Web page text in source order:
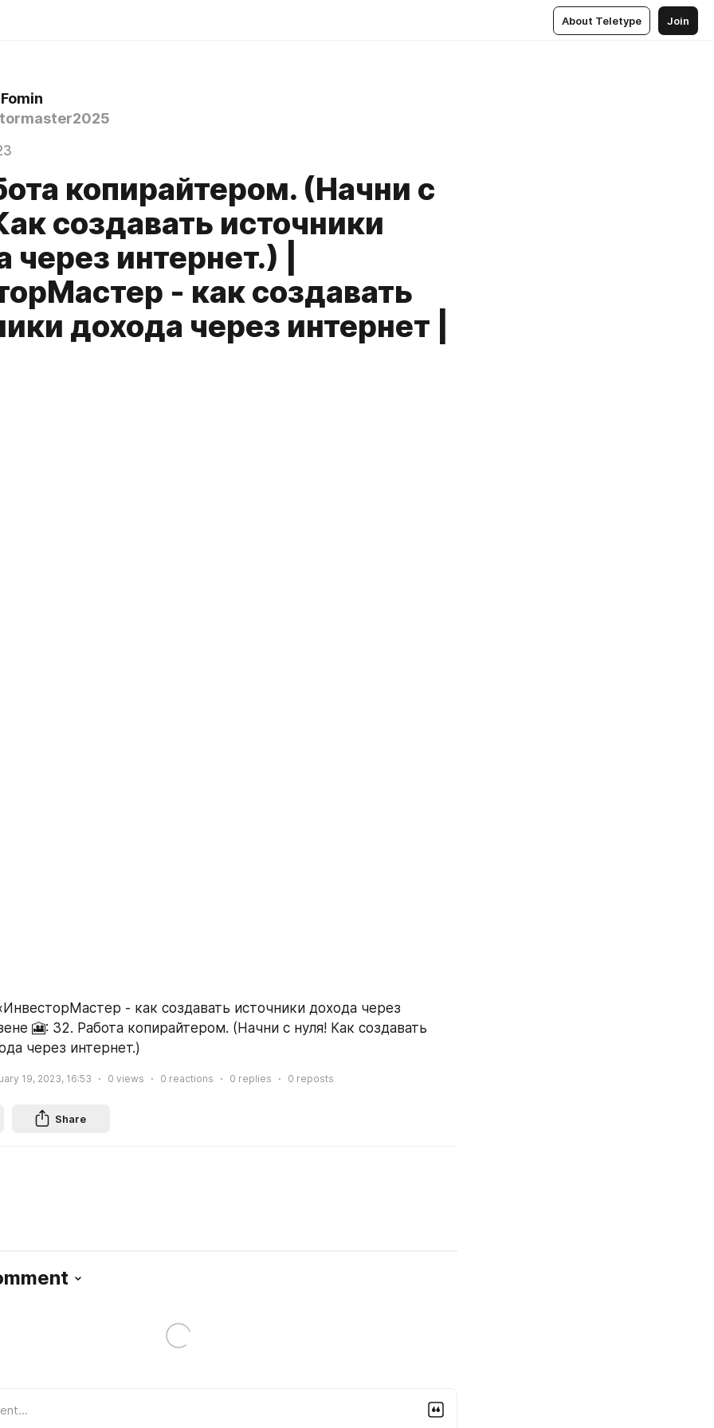
About Teletype Join
копирайтером. (Начни с
создавать источники
через интернет.) |
- как создавать
дохода через интернет |
- как создавать источники дохода через
🎦: 32. Работа копирайтером. (Начни с нуля! Как создавать
через интернет.)
19, 2023, 16:53 0 views 0 reactions 0 replies 0 reposts
Share